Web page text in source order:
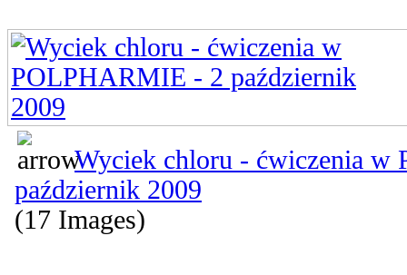
Wyciek chloru - ćwiczenia w
październik 2009
(17 Images)